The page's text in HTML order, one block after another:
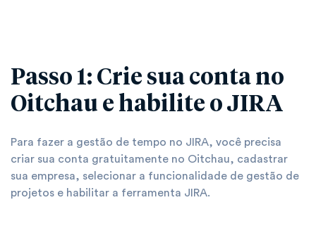
Passo 1: Crie sua conta no
Oitchau e habilite o JIRA
Para fazer a gestão de tempo no JIRA, você precisa
criar sua conta gratuitamente no Oitchau, cadastrar
sua empresa, selecionar a funcionalidade de gestão de
projetos e habilitar a ferramenta JIRA.